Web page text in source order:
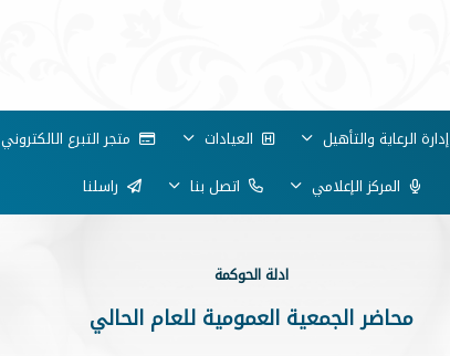
إدارة الرعاية والتأهيل العيادات متجر التبرع الالكتروني
المركز الإعلامي
اتصل بنا راسلنا
ادلة الحوكمة
محاضر الجمعية العمومية للعام الحالي